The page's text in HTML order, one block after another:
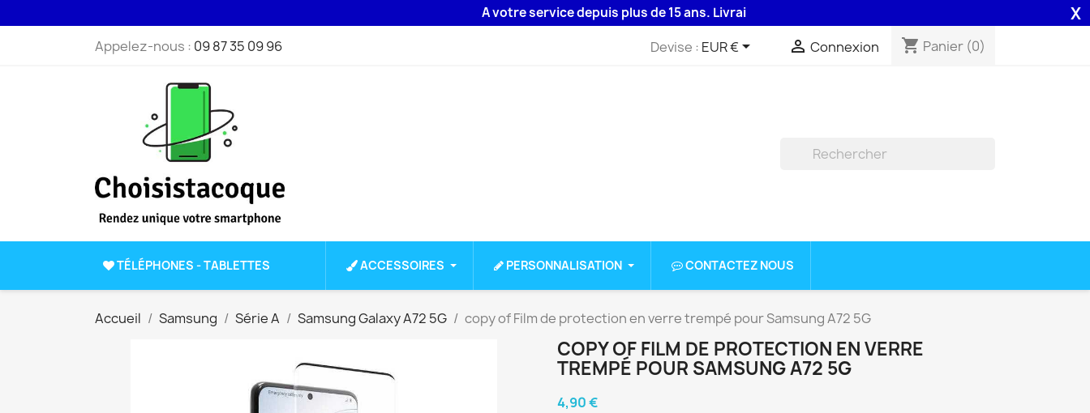
A votre service depuis plus de 15 ans. Livraison 48H assurée par la Poste . X
Appelez-nous : 09 87 35 09 96 Devise : EUR €  Connexion shopping_cart Panier (0)
TÉLÉPHONES - TABLETTES ACCESSOIRES PERSONNALISATION CONTACTEZ NOUS
Accueil Samsung Série A Samsung Galaxy A72 5G copy of Film de protection en verre trempé pour Samsung A72 5G
COPY OF FILM DE PROTECTION EN VERRE
TREMPÉ POUR SAMSUNG A72 5G
4,90 €